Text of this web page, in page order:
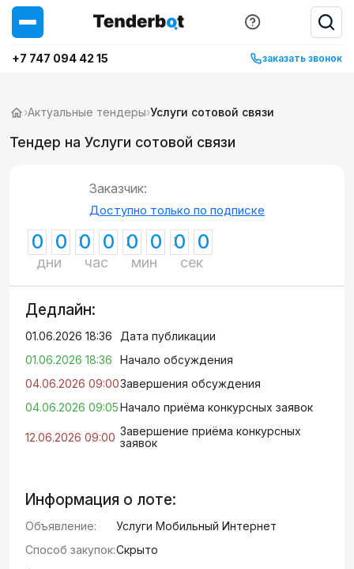
+7 747 094 42 15 заказать звонок
›Актуальные тендеры›Услуги сотовой связи
Тендер на Услуги сотовой связи
Заказчик:
Доступно только по подписке
0 0
дни
0 0
час
0 0
мин
0 0
сек
Дедлайн:
01.06.2026 18:36
Дата публикации
01.06.2026 18:36
Начало обсуждения
04.06.2026 09:00Завершения обсуждения
04.06.2026 09:05Начало приёма конкурсных заявок
12.06.2026 09:00 Завершение приёма конкурсных
заявок
Информация о лоте:
Объявление:
Услуги Мобильный Интернет
Способ закупок:Скрыто